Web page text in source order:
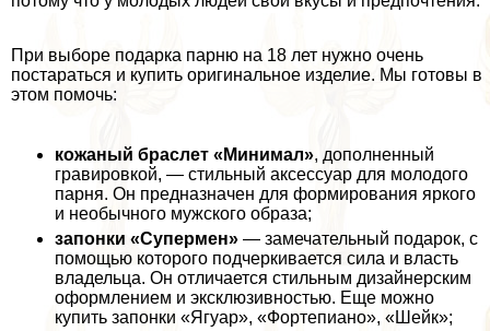
При выборе подарка парню на 18 лет нужно очень
постараться и купить оригинальное изделие. Мы готовы в
этом помочь:
кожаный браслет «Минимал», дополненный
гравировкой, — стильный аксессуар для молодого
парня. Он предназначен для формирования яркого
и необычного мужского образа;
запонки «Супермен» — замечательный подарок, с
помощью которого подчеркивается сила и власть
владельца. Он отличается стильным дизайнерским
оформлением и эксклюзивностью. Еще можно
купить запонки «Ягуар», «Фортепиано», «Шейк»;